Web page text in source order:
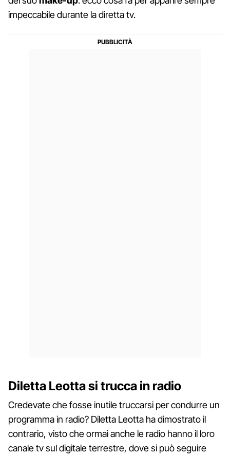
impeccabile durante la diretta tv.
Diletta Leotta si trucca in radio
Credevate che fosse inutile truccarsi per condurre un
programma in radio? Diletta Leotta ha dimostrato il
contrario, visto che ormai anche le radio hanno il loro
canale tv sul digitale terrestre, dove si può seguire